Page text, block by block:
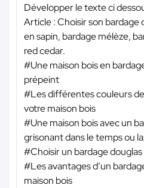
Développer le texte ci
Article : Choisir son bardage
en sapin, bardage mélèze,
red cedar.
#Une maison bois en
prépeint
#Les différentes couleurs
votre maison bois
#Une maison bois avec un
grisonant dans le temps ou
#Choisir un bardage
#Les avantages d’un
maison bois